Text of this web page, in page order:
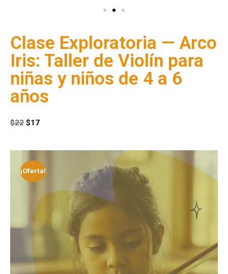
Clase Exploratoria — Arco
Iris: Taller de Violín para
niñas y niños de 4 a 6
años
$22 $17
¡Oferta!